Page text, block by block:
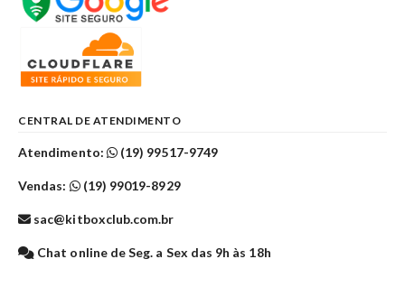
CENTRAL DE ATENDIMENTO
Atendimento: (19) 99517-9749
Vendas: (19) 99019-8929
sac@kitboxclub.com.br
Chat online de Seg. a Sex das 9h às 18h